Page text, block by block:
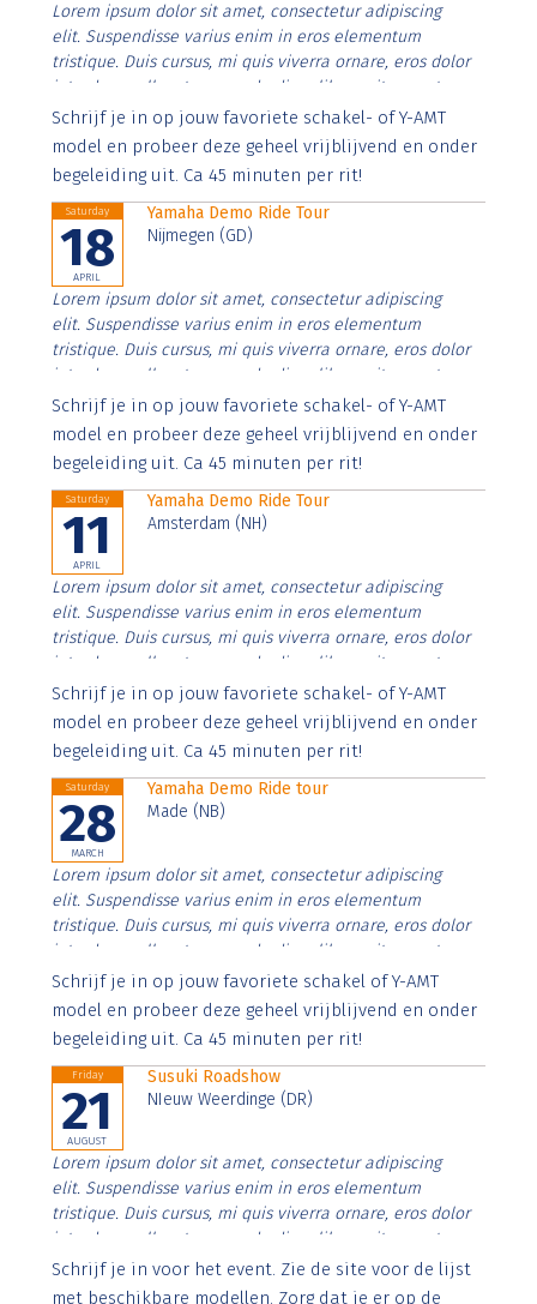
Lorem ipsum dolor sit amet, consectetur adipiscing
elit. Suspendisse varius enim in eros elementum
tristique. Duis cursus, mi quis viverra ornare, eros dolor
interdum nulla, ut commodo diam libero vitae erat.
Aenean faucibus nibh et justo cursus id rutrum lorem
imperdiet. Nunc ut sem vitae risus tristique posuere.
Schrijf je in op jouw favoriete schakel- of Y-AMT
model en probeer deze geheel vrijblijvend en onder
begeleiding uit. Ca 45 minuten per rit!
Saturday
18
APRIL
Yamaha Demo Ride Tour
Nijmegen (GD)
Lorem ipsum dolor sit amet, consectetur adipiscing
elit. Suspendisse varius enim in eros elementum
tristique. Duis cursus, mi quis viverra ornare, eros dolor
interdum nulla, ut commodo diam libero vitae erat.
Aenean faucibus nibh et justo cursus id rutrum lorem
imperdiet. Nunc ut sem vitae risus tristique posuere.
Schrijf je in op jouw favoriete schakel- of Y-AMT
model en probeer deze geheel vrijblijvend en onder
begeleiding uit. Ca 45 minuten per rit!
Saturday
11
APRIL
Yamaha Demo Ride Tour
Amsterdam (NH)
Lorem ipsum dolor sit amet, consectetur adipiscing
elit. Suspendisse varius enim in eros elementum
tristique. Duis cursus, mi quis viverra ornare, eros dolor
interdum nulla, ut commodo diam libero vitae erat.
Aenean faucibus nibh et justo cursus id rutrum lorem
imperdiet. Nunc ut sem vitae risus tristique posuere.
Schrijf je in op jouw favoriete schakel- of Y-AMT
model en probeer deze geheel vrijblijvend en onder
begeleiding uit. Ca 45 minuten per rit!
Saturday
28
MARCH
Yamaha Demo Ride tour
Made (NB)
Lorem ipsum dolor sit amet, consectetur adipiscing
elit. Suspendisse varius enim in eros elementum
tristique. Duis cursus, mi quis viverra ornare, eros dolor
interdum nulla, ut commodo diam libero vitae erat.
Aenean faucibus nibh et justo cursus id rutrum lorem
imperdiet. Nunc ut sem vitae risus tristique posuere.
Schrijf je in op jouw favoriete schakel of Y-AMT
model en probeer deze geheel vrijblijvend en onder
begeleiding uit. Ca 45 minuten per rit!
Friday
21
AUGUST
Susuki Roadshow
NIeuw Weerdinge (DR)
Lorem ipsum dolor sit amet, consectetur adipiscing
elit. Suspendisse varius enim in eros elementum
tristique. Duis cursus, mi quis viverra ornare, eros dolor
interdum nulla, ut commodo diam libero vitae erat.
Aenean faucibus nibh et justo cursus id rutrum lorem
imperdiet. Nunc ut sem vitae risus tristique posuere.
Schrijf je in voor het event. Zie de site voor de lijst
met beschikbare modellen. Zorg dat je er op de